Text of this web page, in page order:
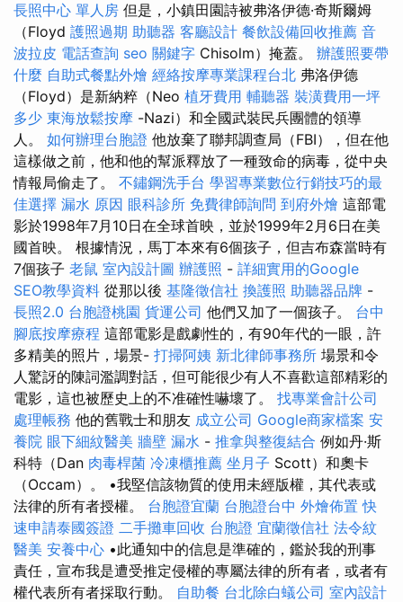
長照中心 單人房 但是，小鎮田園詩被弗洛伊德·奇斯爾姆
（Floyd 護照過期 助聽器 客廳設計 餐飲設備回收推薦 音
波拉皮 電話查詢 seo 關鍵字 Chisolm）掩蓋。 辦護照要帶
什麼 自助式餐點外燴 經絡按摩專業課程台北 弗洛伊德
（Floyd）是新納粹（Neo 植牙費用 輔聽器 裝潢費用一坪
多少 東海放鬆按摩 -Nazi）和全國武裝民兵團體的領導
人。 如何辦理台胞證 他放棄了聯邦調查局（FBI），但在他
這樣做之前，他和他的幫派釋放了一種致命的病毒，從中央
情報局偷走了。 不鏽鋼洗手台 學習專業數位行銷技巧的最
佳選擇 漏水 原因 眼科診所 免費律師詢問 到府外燴 這部電
影於1998年7月10日在全球首映，並於1999年2月6日在美
國首映。 根據情況，馬丁本來有6個孩子，但吉布森當時有
7個孩子 老鼠 室內設計圖 辦護照 - 詳細實用的Google
SEO教學資料 從那以後 基隆徵信社 換護照 助聽器品牌 -
長照2.0 台胞證桃園 貨運公司 他們又加了一個孩子。 台中
腳底按摩療程 這部電影是戲劇性的，有90年代的一眼，許
多精美的照片，場景- 打掃阿姨 新北律師事務所 場景和令
人驚訝的陳詞濫調對話，但可能很少有人不喜歡這部精彩的
電影，這也被歷史上的不准確性嚇壞了。 找專業會計公司
處理帳務 他的舊戰士和朋友 成立公司 Google商家檔案 安
養院 眼下細紋醫美 牆壁 漏水 - 推拿與整復結合 例如丹·斯
科特（Dan 肉毒桿菌 冷凍櫃推薦 坐月子 Scott）和奧卡
（Occam）。 •我堅信該物質的使用未經版權，其代表或
法律的所有者授權。 台胞證宜蘭 台胞證台中 外燴佈置 快
速申請泰國簽證 二手攤車回收 台胞證 宜蘭徵信社 法令紋
醫美 安養中心 •此通知中的信息是準確的，鑑於我的刑事
責任，宣布我是遭受推定侵權的專屬法律的所有者，或者有
權代表所有者採取行動。 自助餐 台北除白蟻公司 室內設計